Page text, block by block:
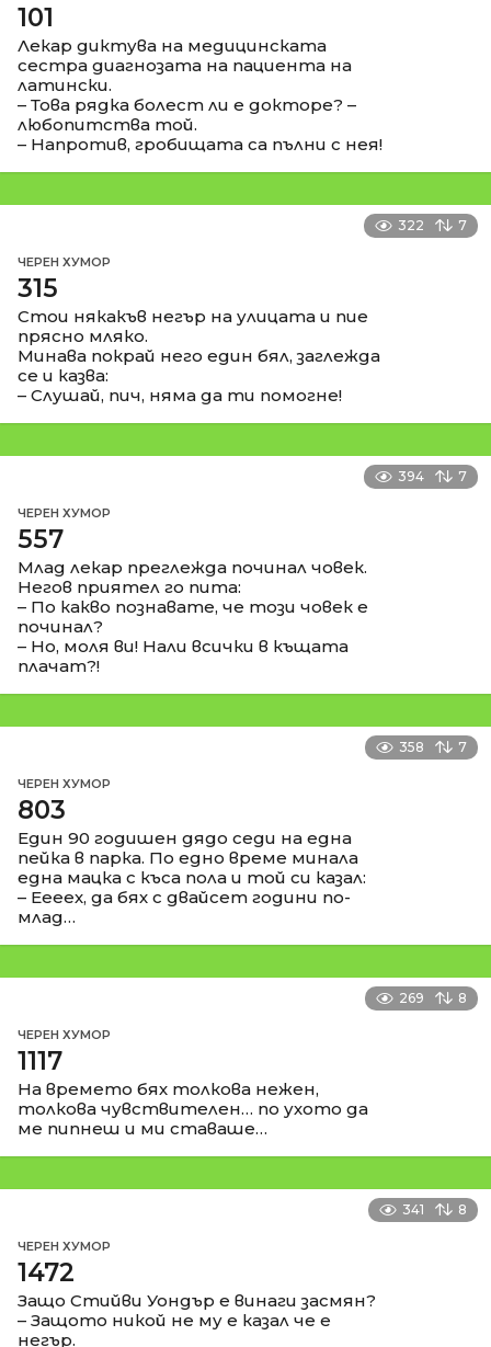
101
Лекар диктува на медицинската
сестра диагнозата на пациента на
латински.
– Това рядка болест ли е докторе? –
любопитства той.
– Напротив, гробищата са пълни с нея!
322 7
ЧЕРЕН ХУМОР
315
Стои някакъв негър на улицата и пие
прясно мляко.
Минава покрай него един бял, заглежда
се и казва:
– Слушай, пич, няма да ти помогне!
394 7
ЧЕРЕН ХУМОР
557
Млад лекар преглежда починал човек.
Негов приятел го пита:
– По какво познавате, че този човек е
починал?
– Но, моля ви! Нали всички в къщата
плачат?!
358 7
ЧЕРЕН ХУМОР
803
Един 90 годишен дядо седи на една
пейка в парка. По едно време минала
една мацка с къса пола и той си казал:
– Еееех, да бях с двайсет години по-
млад…
269 8
ЧЕРЕН ХУМОР
1117
На времето бях толкова нежен,
толкова чувствителен… по ухото да
ме пипнеш и ми ставаше…
341 8
ЧЕРЕН ХУМОР
1472
Защо Стийви Уондър е винаги засмян?
– Защото никой не му е казал че е
негър.